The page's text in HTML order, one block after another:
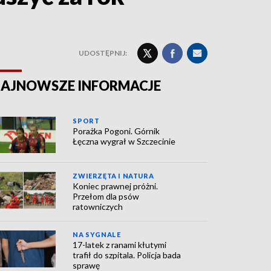
UDOSTĘPNIJ:
INFORMACJE
SPORT
Porażka Pogoni. Górnik
Łęczna wygrał w Szczecinie
ZWIERZĘTA I NATURA
Koniec prawnej próżni.
Przełom dla psów
ratowniczych
NA SYGNALE
17-latek z ranami kłutymi
trafił do szpitala. Policja bada
sprawę